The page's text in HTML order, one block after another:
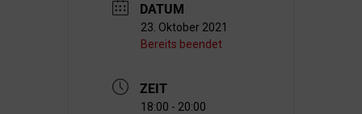
DATUM
23. Oktober 2021
Bereits beendet
ZEIT
18:00 - 20:00